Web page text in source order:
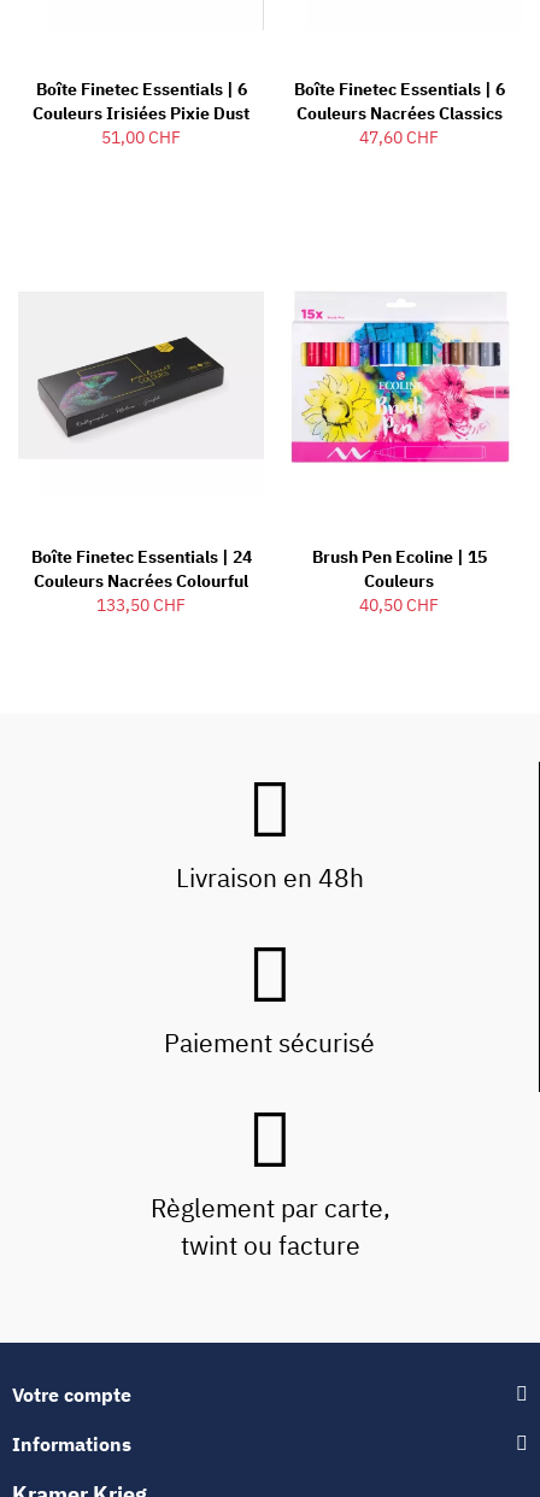
Boîte Finetec Essentials | 6
Couleurs Irisiées Pixie Dust
51,00 CHF
Boîte Finetec Essentials | 6
Couleurs Nacrées Classics
47,60 CHF
Boîte Finetec Essentials | 24
Couleurs Nacrées Colourful
133,50 CHF
Brush Pen Ecoline | 15
Couleurs
40,50 CHF
Livraison en 48h
Paiement sécurisé
Règlement par carte,
twint ou facture
Votre compte
Informations